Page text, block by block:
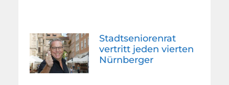
Stadtseniorenrat
vertritt jeden vierten
Nürnberger